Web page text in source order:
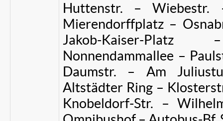
Huttenstr. – Wiebestr.
Mierendorffplatz –
Jakob-Kaiser-
Nonnendammallee –
Daumstr. – Am
Altstädter Ring –
Knobeldorf-Str. –